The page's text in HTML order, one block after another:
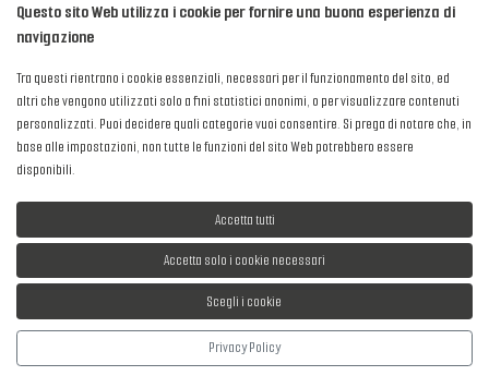
2016-2026 © AIPFM - Festa della Musica Italia Tutti i Diritti Riservati.
Privacy Policy
| Cookies
Sviluppato daNewMediaConsulting
Questo sito Web utilizza i cookie per fornire una buona esperienza di
navigazione
Tra questi rientrano i cookie essenziali, necessari per il funzionamento del sito, ed
altri che vengono utilizzati solo a fini statistici anonimi, o per visualizzare contenuti
personalizzati. Puoi decidere quali categorie vuoi consentire. Si prega di notare che, in
base alle impostazioni, non tutte le funzioni del sito Web potrebbero essere
disponibili.
Accetta tutti
Accetta solo i cookie necessari
Scegli i cookie
Privacy Policy